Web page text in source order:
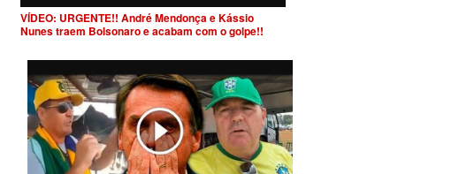
VÍDEO: URGENTE!! André Mendonça e Kássio
Nunes traem Bolsonaro e acabam com o golpe!!